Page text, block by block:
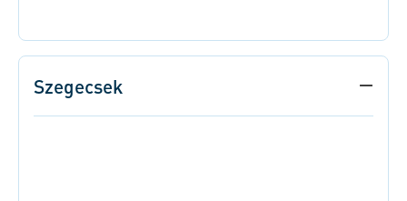
Szegecsek